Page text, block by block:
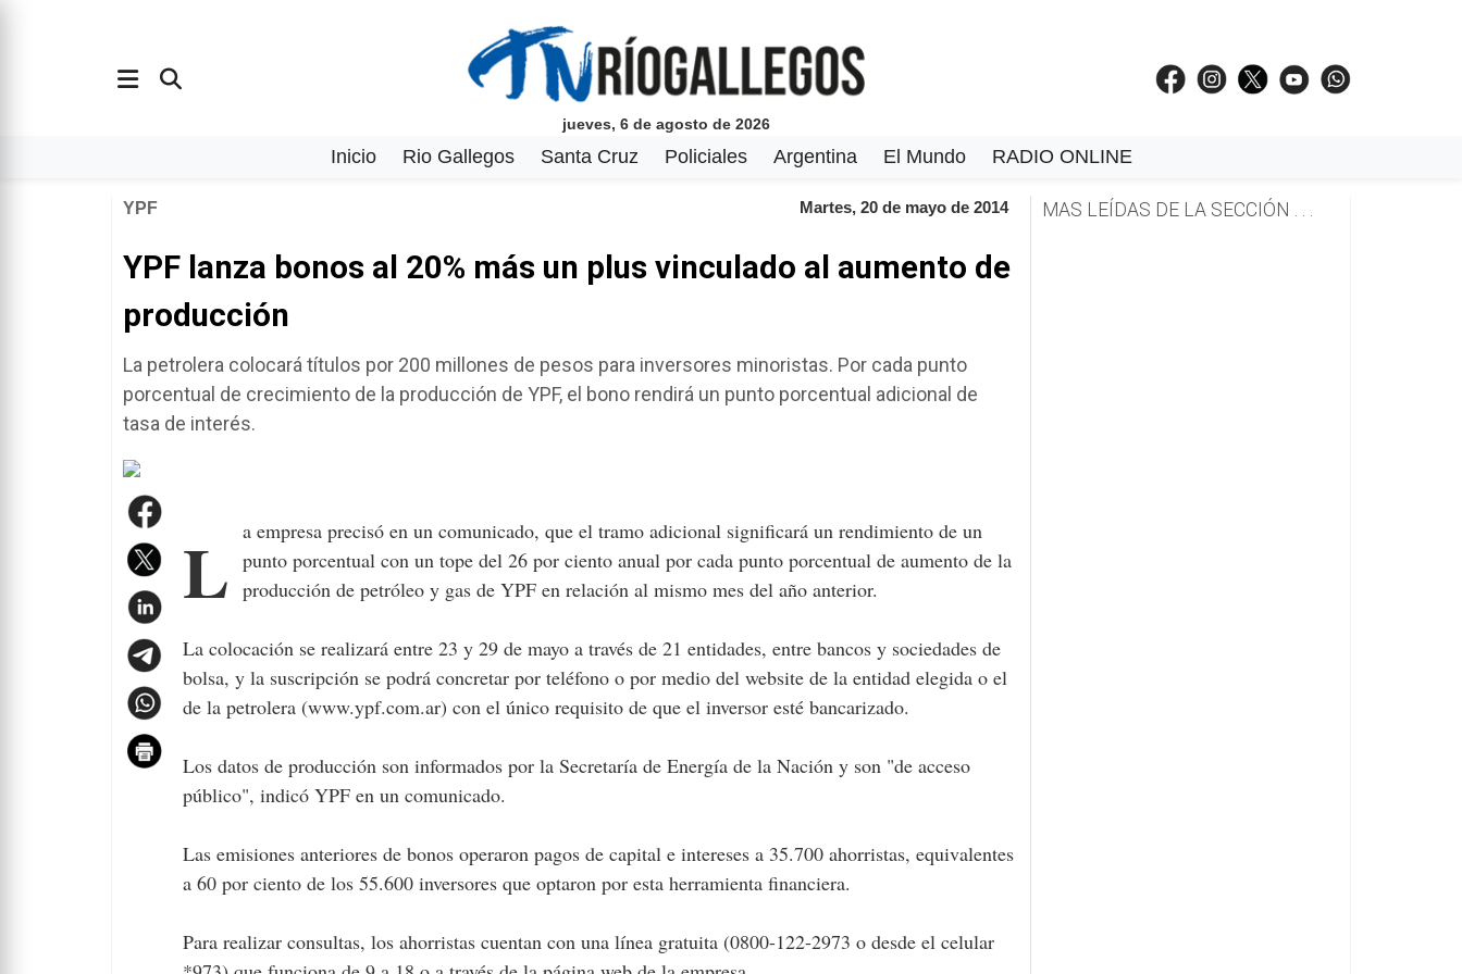
jueves, 6 de agosto de 2026
Inicio Rio Gallegos Santa Cruz Policiales Argentina El Mundo RADIO ONLINE
YPF Martes, 20 de mayo de 2014
YPF lanza bonos al 20% más un plus vinculado al aumento de
producción
La petrolera colocará títulos por 200 millones de pesos para inversores minoristas. Por cada punto
porcentual de crecimiento de la producción de YPF, el bono rendirá un punto porcentual adicional de
tasa de interés.
La empresa precisó en un comunicado, que el tramo adicional significará un rendimiento de un punto porcentual con un tope del 26 por ciento anual por cada punto porcentual de aumento de la
producción de petróleo y gas de YPF en relación al mismo mes del año anterior.
La colocación se realizará entre 23 y 29 de mayo a través de 21 entidades, entre bancos y sociedades de
bolsa, y la suscripción se podrá concretar por teléfono o por medio del website de la entidad elegida o el
de la petrolera (www.ypf.com.ar) con el único requisito de que el inversor esté bancarizado.
Los datos de producción son informados por la Secretaría de Energía de la Nación y son "de acceso
público", indicó YPF en un comunicado.
Las emisiones anteriores de bonos operaron pagos de capital e intereses a 35.700 ahorristas, equivalentes
a 60 por ciento de los 55.600 inversores que optaron por esta herramienta financiera.
Para realizar consultas, los ahorristas cuentan con una línea gratuita (0800-122-2973 o desde el celular
MAS LEÍDAS DE LA SECCIÓN . . .